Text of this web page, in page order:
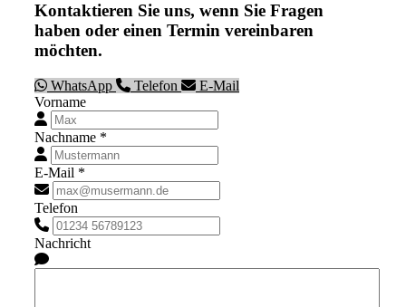
Kontaktieren Sie uns, wenn Sie Fragen
haben oder einen Termin vereinbaren
möchten.
WhatsApp Telefon
E-Mail
Vorname
Nachname *
E-Mail *
Telefon
Nachricht